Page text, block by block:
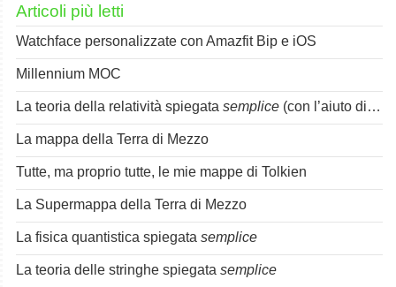
Articoli più letti
Watchface personalizzate con Amazfit Bip e iOS
Millennium MOC
La teoria della relatività spiegata semplice (con l’aiuto di Spok)
La mappa della Terra di Mezzo
Tutte, ma proprio tutte, le mie mappe di Tolkien
La Supermappa della Terra di Mezzo
La fisica quantistica spiegata semplice
La teoria delle stringhe spiegata semplice